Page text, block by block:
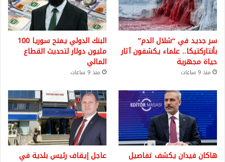
سر جديد في “شلال الدم”
بأنتاركتيكا.. علماء يكشفون آثار
حياة مجهرية
منذ 9 ساعات
البنك الدولي يمنح سوريا 100
مليون دولار لتحديث القطاع
المالي
منذ 9 ساعات
هاكان فيدان يكشف تفاصيل عاجل إيقاف رئيس بلدية في